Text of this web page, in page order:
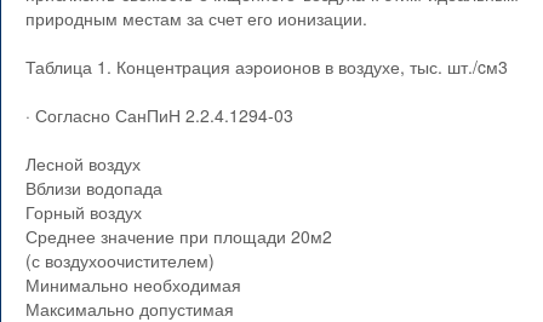
природным местам за счет его ионизации.
Таблица 1. Концентрация аэроионов в воздухе, тыс. шт./cм3
· Согласно СанПиН 2.2.4.1294-03
Лесной воздух
Вблизи водопада
Горный воздух
Среднее значение при площади 20м2
(с воздухоочистителем)
Минимально необходимая
Максимально допустимая